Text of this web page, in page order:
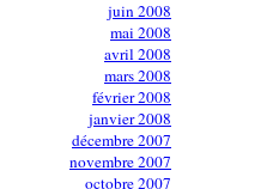
juin 2008
mai 2008
avril 2008
mars 2008
février 2008
janvier 2008
décembre 2007
novembre 2007
octobre 2007